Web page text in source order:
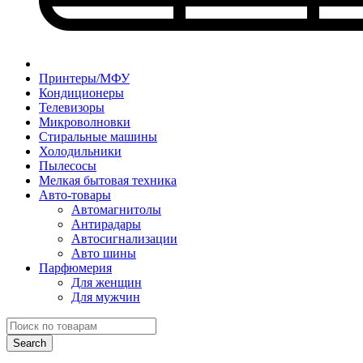
Принтеры/МФУ
Кондиционеры
Телевизоры
Микроволновки
Стиральные машины
Холодильники
Пылесосы
Мелкая бытовая техника
Авто-товары
Автомагнитолы
Антирадары
Автосигнализации
Авто шины
Парфюмерия
Для женщин
Для мужчин
Search